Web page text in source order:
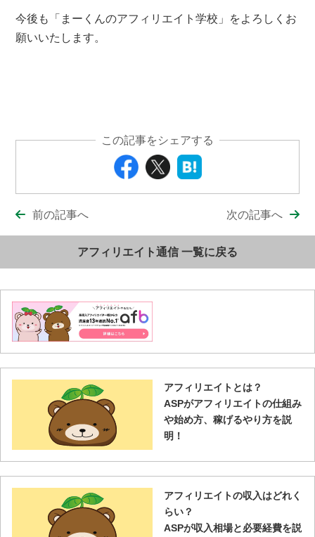
今後も「まーくんのアフィリエイト学校」をよろしくお
願いいたします。
この記事をシェアする
前の記事へ 次の記事へ
アフィリエイト通信 一覧に戻る
アフィリエイトとは？
ASPがアフィリエイトの仕組み
や始め方、稼げるやり方を説
明！
アフィリエイトの収入はどれく
らい？
ASPが収入相場と必要経費を説